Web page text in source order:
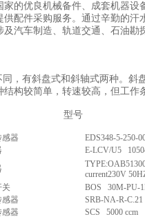
的优良机械备件、成套机器
配件采购服务。通过辛勤的
及汽车制造、轨道交通、石油
，有斜盘式和斜轴式两种。
构较简单，转速较高，但工作
号
感器
EDS348-5-250-
E-LCV/U5
current230V
关
BOS 30M-PU-
感器
SRB-NA-R-
感器
SCS 5000 ccm